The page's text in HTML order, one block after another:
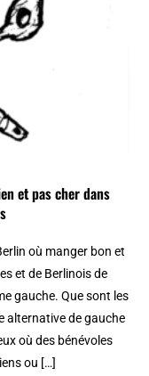
et pas cher dans
où manger bon et
et de Berlinois de
gauche. Que sont les
alternative de gauche
où des bénévoles
ou […]